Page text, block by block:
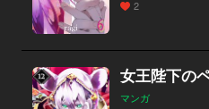
2
女王陛下の
マンガ